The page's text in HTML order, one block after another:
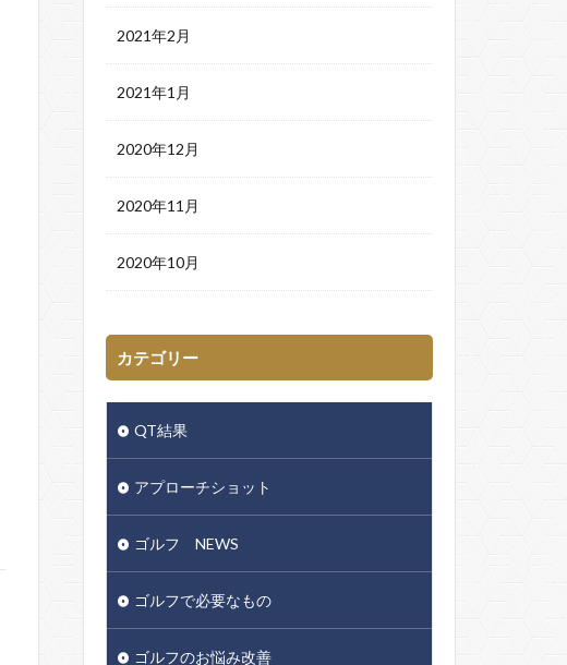
2021年2月
2021年1月
2020年12月
2020年11月
2020年10月
カテゴリー
QT結果
アプローチショット
ゴルフ NEWS
ゴルフで必要なもの
ゴルフのお悩み改善